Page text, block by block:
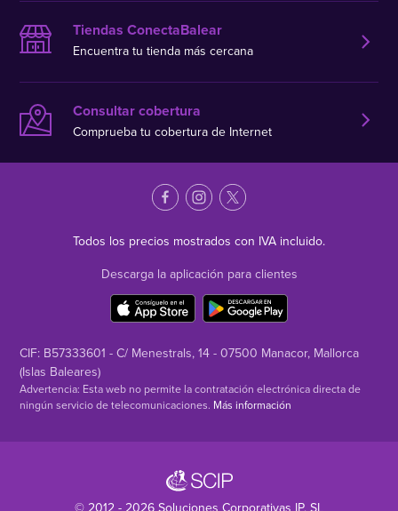
Tiendas ConectaBalear
Encuentra tu tienda más cercana
Consultar cobertura
Comprueba tu cobertura de Internet
Todos los precios mostrados con IVA incluido.
Descarga la aplicación para clientes
CIF: B57333601 - C/ Menestrals, 14 - 07500 Manacor, Mallorca
(Islas Baleares)
Advertencia: Esta web no permite la contratación electrónica directa de
ningún servicio de telecomunicaciones. Más información
© 2012 - 2026 Soluciones Corporativas IP, SL